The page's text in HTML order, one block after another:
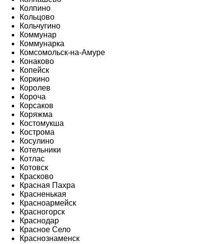
Колпино
Кольцово
Кольчугино
Коммунар
Коммунарка
Комсомольск-на-Амуре
Конаково
Копейск
Коркино
Королев
Короча
Корсаков
Коряжма
Костомукша
Кострома
Косулино
Котельники
Котлас
Котовск
Красково
Красная Пахра
Красненькая
Красноармейск
Красногорск
Краснодар
Красное Село
Краснознаменск